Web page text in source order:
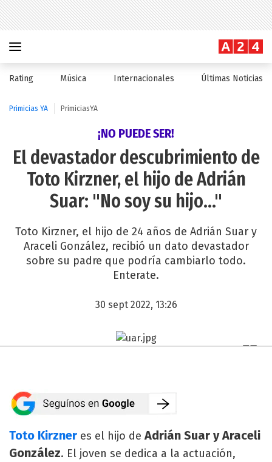
Rating Música Internacionales Últimas Noticias
Primicias YA PrimiciasYA
¡NO PUEDE SER!
El devastador descubrimiento de
Toto Kirzner, el hijo de Adrián
Suar: "No soy su hijo..."
Toto Kirzner, el hijo de 24 años de Adrián Suar y
Araceli González, recibió un dato devastador
sobre su padre que podría cambiarlo todo.
Enterate.
30 sept 2022, 13:26
Toto Kirzner es el hijo deAdrián Suar y Araceli
González. El joven se dedica a la actuación,